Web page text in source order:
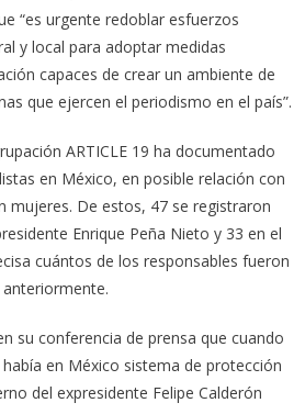
“es urgente redoblar esfuerzos
y local para adoptar medidas
capaces de crear un ambiente de
que ejercen el periodismo en el país”.
ARTICLE 19 ha documentado
en México, en posible relación con
mujeres. De estos, 47 se registraron
Enrique Peña Nieto y 33 en el
cuántos de los responsables fueron
su conferencia de prensa que cuando
en México sistema de protección
del expresidente Felipe Calderón